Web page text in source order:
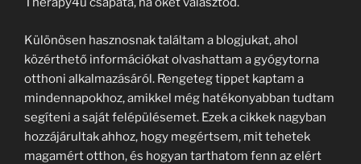
Különösen hasznosnak találtam a blogjukat, ahol
közérthető információkat olvashattam a gyógytorna
otthoni alkalmazásáról. Rengeteg tippet kaptam a
mindennapokhoz, amikkel még hatékonyabban tudtam
segíteni a saját felépülésemet. Ezek a cikkek nagyban
hozzájárultak ahhoz, hogy megértsem, mit tehetek
magamért otthon, és hogyan tarthatom fenn az elért